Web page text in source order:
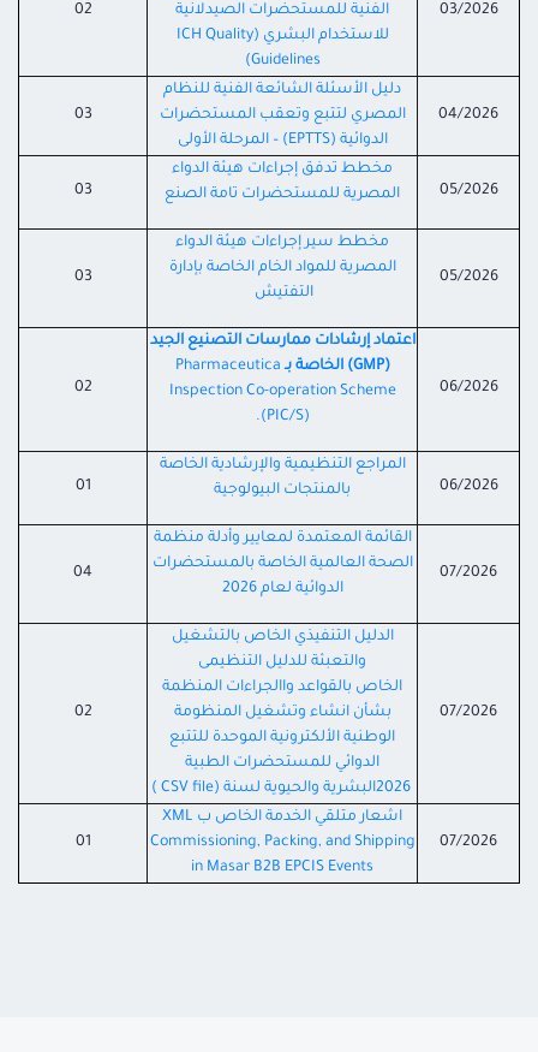
03/2026
الفنية للمستحضرات الصيدلانية
للاستخدام البشري (ICH Quality
Guidelines)
02
04/2026
دليل الأسئلة الشائعة الفنية للنظام
المصري لتتبع وتعقب المستحضرات
الدوائية (EPTTS) – المرحلة الأولى
03
05/2026
مخطط تدفق إجراءات هيئة الدواء
المصرية للمستحضرات تامة الصنع
03
05/2026
مخطط سير إجراءات هيئة الدواء
المصرية للمواد الخام الخاصة بإدارة
التفتيش
03
06/2026
اعتماد إرشادات ممارسات التصنيع الجيد
(GMP) الخاصة بـ
Pharmaceutica
Inspection Co-operation Scheme
(PIC/S).
02
06/2026
المراجع التنظيمية والإرشادية الخاصة
بالمنتجات البيولوجية
01
07/2026
القائمة المعتمدة لمعايير وأدلة منظمة
الصحة العالمية الخاصة بالمستحضرات
الدوائية لعام 2026
04
07/2026
الدليل التنفيذي الخاص بالتشغيل
والتعبئة للدليل التنظيمى
الخاص بالقواعد واالجراءات المنظمة
بشأن انشاء وتشغيل المنظومة
الوطنية الألكترونية الموحدة للتتبع
الدوائي للمستحضرات الطبية
2026البشرية والحيوية لسنة (CSV file )
02
07/2026
اشعار متلقي الخدمة الخاص ب XML
Commissioning, Packing, and Shipping
in Masar B2B EPCIS Events
01